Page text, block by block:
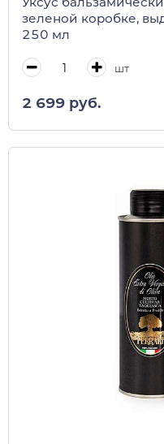
зеленой коробке,
250 мл
шт
2 699 руб.